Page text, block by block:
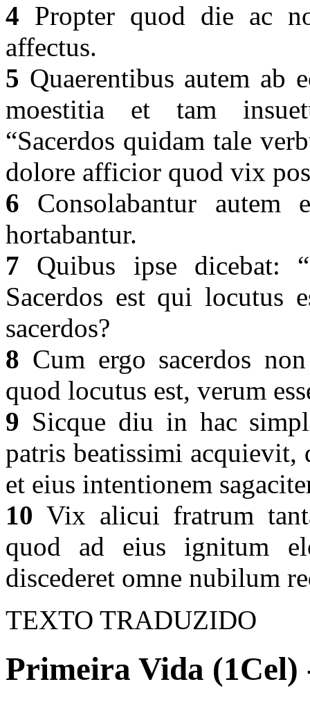
4 Propter quod die ac
affectus.
5 Quaerentibus autem
moestitia et tam
“Sacerdos quidam tale
dolore afficior quod vix
6 Consolabantur
hortabantur.
7 Quibus ipse dicebat:
Sacerdos est qui locutus
sacerdos?
8 Cum ergo sacerdos
quod locutus est, verum
9 Sicque diu in hac
patris beatissimi acquievit,
et eius intentionem
10 Vix alicui fratrum
quod ad eius ignitum
discederet omne nubilum
TEXTO TRADUZIDO
Primeira Vida (1Cel)